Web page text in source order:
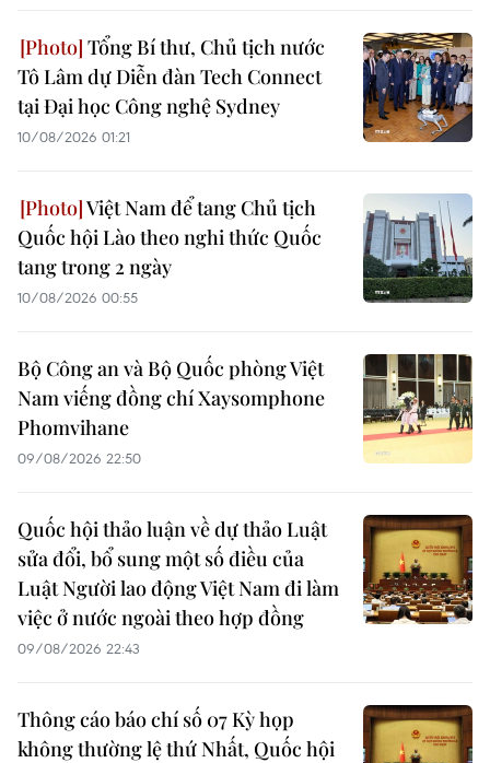
Tổng Bí thư, Chủ tịch nước
Tô Lâm dự Diễn đàn Tech Connect
tại Đại học Công nghệ Sydney
10/08/2026 01:21
Việt Nam để tang Chủ tịch
Quốc hội Lào theo nghi thức Quốc
tang trong 2 ngày
10/08/2026 00:55
Bộ Công an và Bộ Quốc phòng Việt
Nam viếng đồng chí Xaysomphone
Phomvihane
09/08/2026 22:50
Quốc hội thảo luận về dự thảo Luật
sửa đổi, bổ sung một số điều của
Luật Người lao động Việt Nam đi làm
việc ở nước ngoài theo hợp đồng
09/08/2026 22:43
Thông cáo báo chí số 07 Kỳ họp
không thường lệ thứ Nhất, Quốc hội